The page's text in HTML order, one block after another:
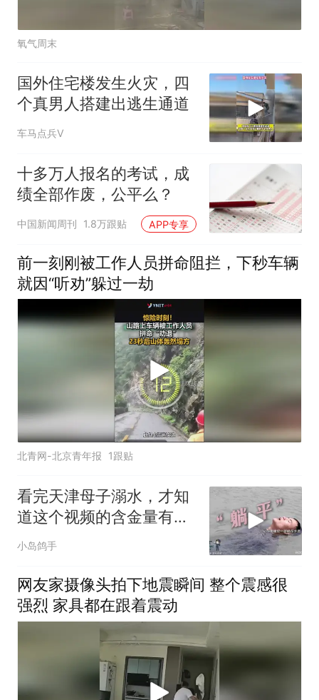
氧气周末
国外住宅楼发生火灾，四
个真男人搭建出逃生通道
车马点兵V
十多万人报名的考试，成
绩全部作废，公平么？
中国新闻周刊 1.8万跟贴 APP专享
前一刻刚被工作人员拼命阻拦，下秒车辆
就因“听劝”躲过一劫
北青网-北京青年报 1跟贴
看完天津母子溺水，才知
道这个视频的含金量有多
高！
小岛鸽手
网友家摄像头拍下地震瞬间 整个震感很
强烈 家具都在跟着震动